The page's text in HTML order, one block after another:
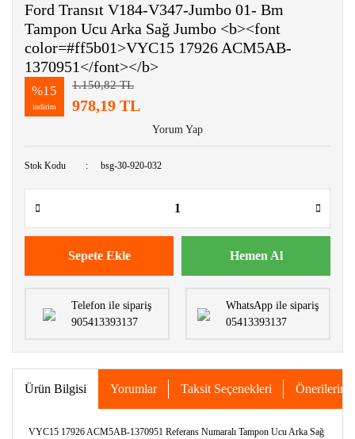
Ford Transıt V184-V347-Jumbo 01- Bm
Tampon Ucu Arka Sağ Jumbo <b><font
color=#ff5b01>VYC15 17926 ACM5AB-
1370951</font></b>
%15
indirim
1.150,82 TL
978,19 TL
Yorum Yap
Stok Kodu bsg-30-920-032
Sepete Ekle Hemen Al
Telefon ile sipariş
905413393137
WhatsApp ile sipariş
05413393137
Ürün Bilgisi Yorumlar Taksit Seçenekleri Önerileriniz
VYC15 17926 ACM5AB-1370951 Referans Numaralı Tampon Ucu Arka Sağ